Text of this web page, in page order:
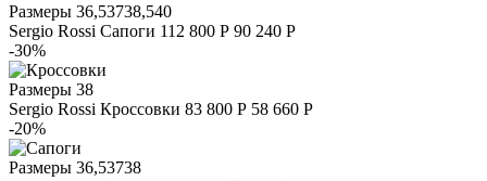
Размеры 36,53738,540
Sergio Rossi Сапоги 112 800 Р 90 240 Р
-30%
Размеры 38
Sergio Rossi Кроссовки 83 800 Р 58 660 Р
-20%
Размеры 36,53738